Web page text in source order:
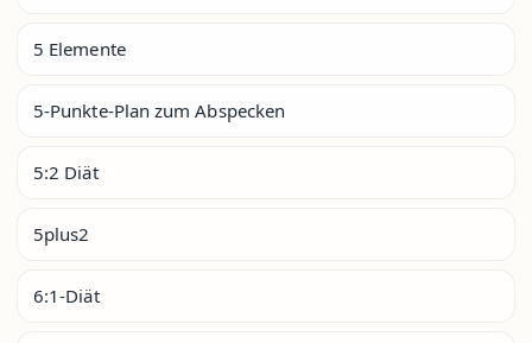
5 Elemente
5-Punkte-Plan zum Abspecken
5:2 Diät
5plus2
6:1-Diät